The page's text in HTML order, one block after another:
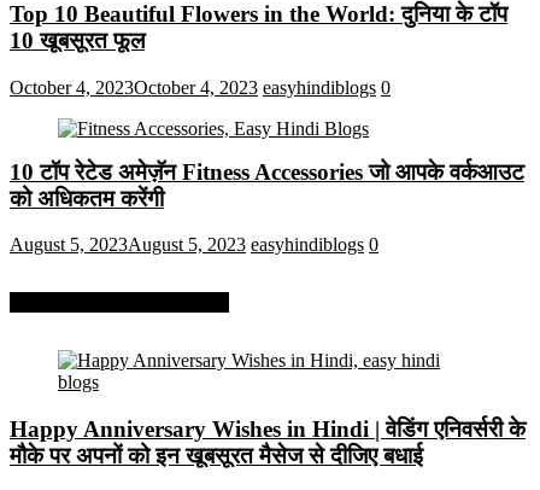
Top 10 Beautiful Flowers in the World: दुनिया के टॉप
10 खूबसूरत फूल
October 4, 2023October 4, 2023 easyhindiblogs 0
10 टॉप रेटेड अमेज़ॅन Fitness Accessories जो आपके वर्कआउट
को अधिकतम करेंगी
August 5, 2023August 5, 2023 easyhindiblogs 0
Happy Anniversary Wishes in Hindi | वेडिंग एनिवर्सरी के
मौके पर अपनों को इन खूबसूरत मैसेज से दीजिए बधाई